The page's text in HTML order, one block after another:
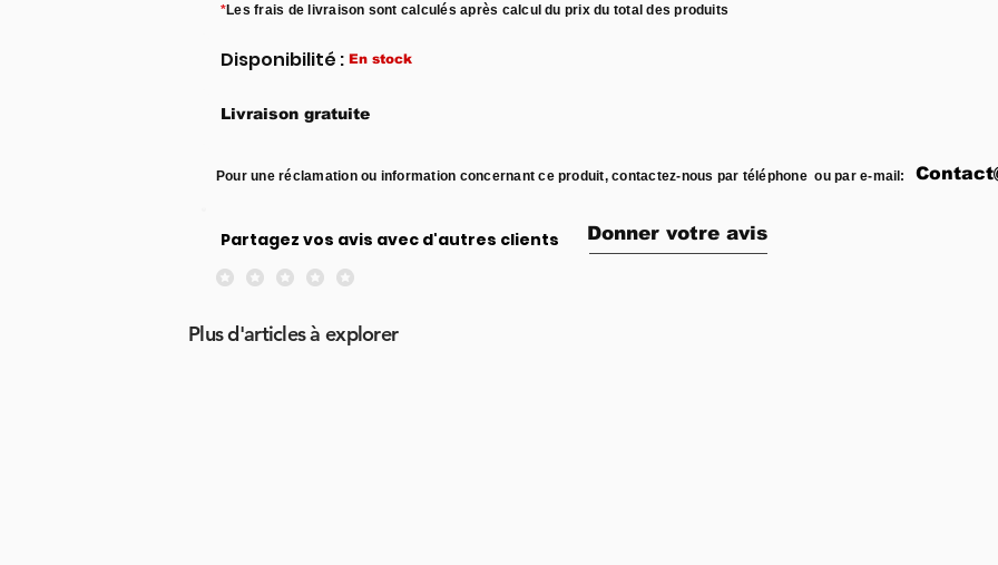
*Les frais de livraison sont calculés après calcul du prix du total des produits
Disponibilité : En stock
Livraison gratuite
Pour une réclamation ou information concernant ce produit, contactez-nous par téléphone ou par e-mail:
Partagez vos avis avec d'autres clients Donner votre avis
Aucune note pour le moment
Plus d'articles à explorer